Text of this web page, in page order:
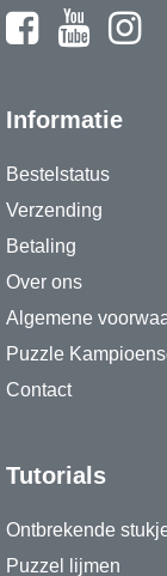
Informatie
Bestelstatus
Verzending
Betaling
Over ons
Algemene
Puzzle
Contact
Tutorials
Ontbrekende
Puzzel lijmen